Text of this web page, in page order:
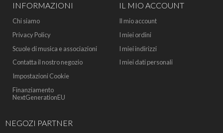
INFORMAZIONI
Chi siamo
Privacy Policy
Scuole di musica e associazioni
Contatta il nostro negozio
Impostazioni Cookie
Finanziamento
NextGenerationEU
IL MIO ACCOUNT
Il mio account
I miei ordini
I miei indirizzi
I miei dati personali
NEGOZI PARTNER